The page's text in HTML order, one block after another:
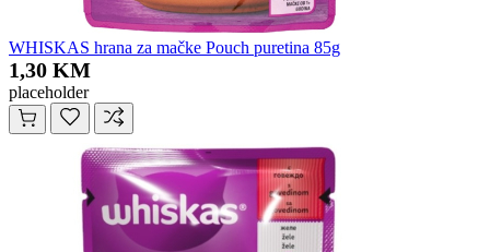
WHISKAS hrana za mačke Pouch puretina 85g
1,30 KM
placeholder